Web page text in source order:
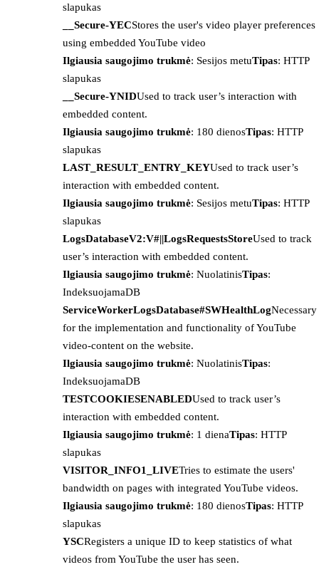
slapukas
__Secure-YECStores the user's video player preferences
using embedded YouTube video
Ilgiausia saugojimo trukmė: Sesijos metuTipas: HTTP
slapukas
__Secure-YNIDUsed to track user’s interaction with
embedded content.
Ilgiausia saugojimo trukmė: 180 dienosTipas: HTTP
slapukas
LAST_RESULT_ENTRY_KEYUsed to track user’s
interaction with embedded content.
Ilgiausia saugojimo trukmė: Sesijos metuTipas: HTTP
slapukas
LogsDatabaseV2:V#||LogsRequestsStoreUsed to track
user’s interaction with embedded content.
Ilgiausia saugojimo trukmė: NuolatinisTipas:
IndeksuojamaDB
ServiceWorkerLogsDatabase#SWHealthLogNecessary
for the implementation and functionality of YouTube
video-content on the website.
Ilgiausia saugojimo trukmė: NuolatinisTipas:
IndeksuojamaDB
TESTCOOKIESENABLEDUsed to track user’s
interaction with embedded content.
Ilgiausia saugojimo trukmė: 1 dienaTipas: HTTP
slapukas
VISITOR_INFO1_LIVETries to estimate the users'
bandwidth on pages with integrated YouTube videos.
Ilgiausia saugojimo trukmė: 180 dienosTipas: HTTP
slapukas
YSCRegisters a unique ID to keep statistics of what
videos from YouTube the user has seen.